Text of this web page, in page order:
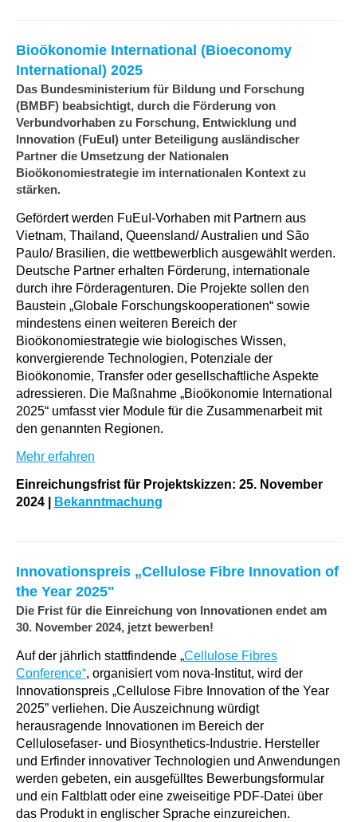
Bioökonomie International (Bioeconomy
International) 2025
Das Bundesministerium für Bildung und Forschung
(BMBF) beabsichtigt, durch die Förderung von
Verbundvorhaben zu Forschung, Entwicklung und
Innovation (FuEuI) unter Beteiligung ausländischer
Partner die Umsetzung der Nationalen
Bioökonomiestrategie im internationalen Kontext zu
stärken.
Gefördert werden FuEuI-Vorhaben mit Partnern aus
Vietnam, Thailand, Queensland/ Australien und São
Paulo/ Brasilien, die wettbewerblich ausgewählt werden.
Deutsche Partner erhalten Förderung, internationale
durch ihre Förderagenturen. Die Projekte sollen den
Baustein „Globale Forschungskooperationen“ sowie
mindestens einen weiteren Bereich der
Bioökonomiestrategie wie biologisches Wissen,
konvergierende Technologien, Potenziale der
Bioökonomie, Transfer oder gesellschaftliche Aspekte
adressieren. Die Maßnahme „Bioökonomie International
2025“ umfasst vier Module für die Zusammenarbeit mit
den genannten Regionen.
Mehr erfahren
Einreichungsfrist für Projektskizzen: 25. November
2024
Bekanntmachung
Innovationspreis​ „Cellulose Fibre Innovation of
the Year 2025"
Die Frist für die Einreichung von Innovationen endet am
30. November 2024, jetzt bewerben!
Auf der jährlich stattfindende „Cellulose Fibres
Conference“, organisiert vom nova-Institut, wird der
Innovationspreis​ „Cellulose Fibre Innovation of the Year
2025” verliehen. Die Auszeichnung würdigt
herausragende Innovationen im Bereich der
Cellulosefaser- und Biosynthetics-Industrie. Hersteller
und Erfinder innovativer Technologien und Anwendungen
werden gebeten, ein ausgefülltes Bewerbungsformular
und ein Faltblatt oder eine zweiseitige PDF-Datei über
das Produkt in englischer Sprache einzureichen.